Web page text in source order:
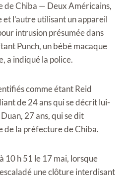
Chiba — Deux Américains,
et l’autre utilisant un appareil
intrusion présumée dans
Punch, un bébé macaque
a indiqué la police.
comme étant Reid
de 24 ans qui se décrit lui-
27 ans, qui se dit
de la préfecture de Chiba.
10 h 51 le 17 mai, lorsque
une clôture interdisant